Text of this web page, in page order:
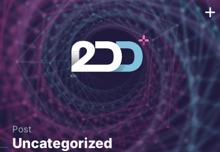
Post
Uncategorized